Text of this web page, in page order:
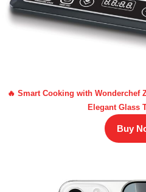
🔥 Smart Cooking with Wonderchef
Elegant Glass
Buy